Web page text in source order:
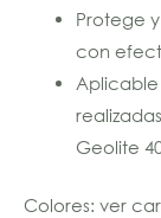
Protege
con
Aplicable
Geolite
Colores: ver